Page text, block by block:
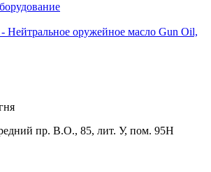
Нейтральное оружейное масло Gun Oil,
пр. В.О., 85, лит. У, пом. 95Н